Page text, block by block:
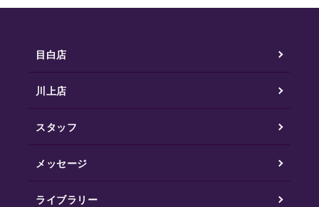
目白店
川上店
スタッフ
メッセージ
ライブラリー